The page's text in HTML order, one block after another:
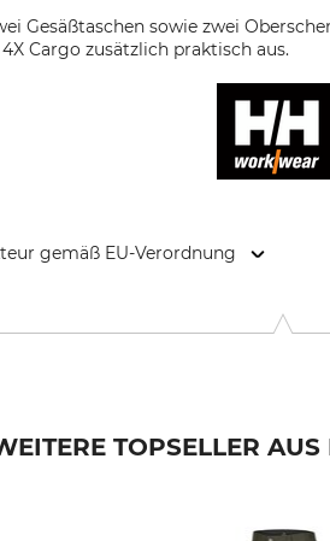
Gesäßtaschen sowie zwei
Cargo zusätzlich praktisch aus.
gemäß EU-Verordnung
TOPSELLER AUS